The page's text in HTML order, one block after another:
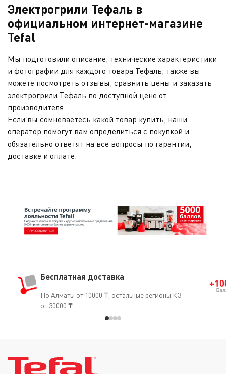
Электрогрили Тефаль в
официальном интернет-магазине
Tefal
Мы подготовили описание, технические характеристики
и фотографии для каждого товара Тефаль, также вы
можете посмотреть отзывы, сравнить цены и заказать
электрогрили Тефаль по доступной цене от
производителя.
Если вы сомневаетесь какой товар купить, наши
оператор помогут вам определиться с покупкой и
обязательно ответят на все вопросы по гарантии,
доставке и оплате.
Бесплатная доставка
По Алматы от 10000 ₸, остальные регионы КЗ
от 30000 ₸